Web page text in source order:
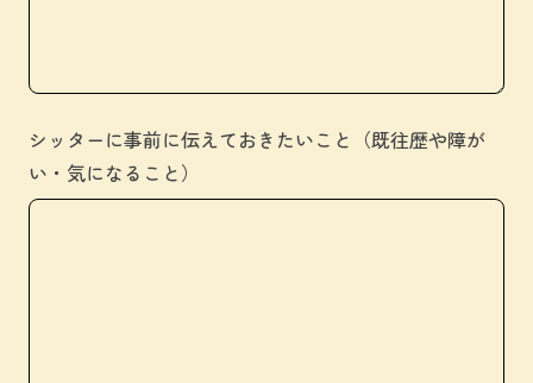
シッターに事前に伝えておきたいこと（既往歴や障が
い・気になること）